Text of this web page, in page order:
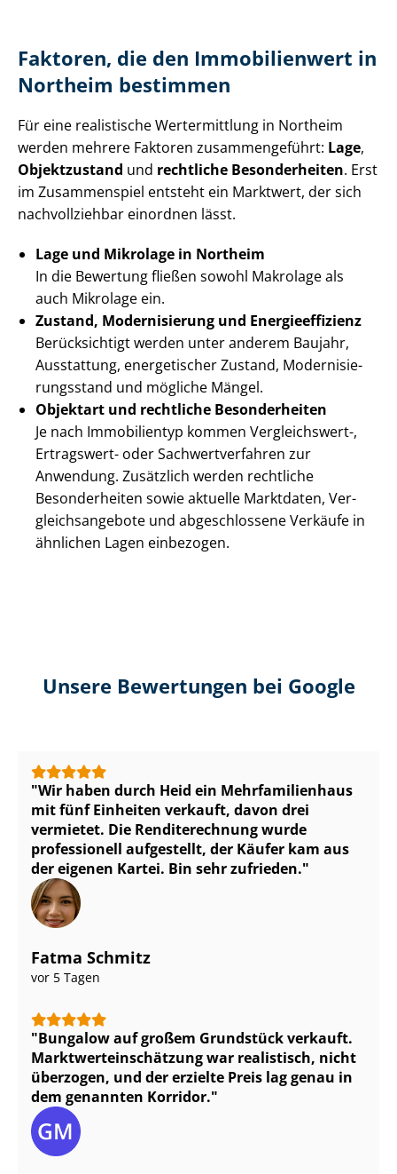
Faktoren, die den Immobilienwert in
Northeim bestimmen
Für eine realistische Wertermittlung in Northeim
werden mehrere Faktoren zusammengeführt: Lage,
Objektzustand und rechtliche Besonderheiten. Erst
im Zusammenspiel entsteht ein Marktwert, der sich
nachvollziehbar einordnen lässt.
Lage und Mikrolage in Northeim
In die Bewertung fließen sowohl Makrolage als
auch Mikrolage ein.
Zustand, Modernisierung und En­er­gie­ef­fi­zi­enz
Berücksichtigt werden unter anderem Baujahr,
Ausstattung, energetischer Zustand, Mo­der­ni­sie­
rungs­stand und mögliche Mängel.
Objektart und rechtliche Besonderheiten
Je nach Immobilientyp kommen Vergleichswert-,
Ertragswert- oder Sach­wert­ver­fah­ren zur
Anwendung. Zusätzlich werden rechtliche
Besonderheiten sowie aktuelle Marktdaten, Ver­
gleichs­an­ge­bo­te und abgeschlossene Verkäufe in
ähnlichen Lagen einbezogen.
Unsere Bewertungen bei Google
Wir haben durch Heid ein Mehr­fa­mi­li­en­haus
mit fünf Einheiten verkauft, davon drei
vermietet. Die Renditerechnung wurde
professionell aufgestellt, der Käufer kam aus
der eigenen Kartei. Bin sehr zufrieden.
Fatma Schmitz
vor 5 Tagen
Bungalow auf großem Grundstück verkauft.
Markt­wert­ein­schät­zung war realistisch, nicht
überzogen, und der erzielte Preis lag genau in
dem genannten Korridor.